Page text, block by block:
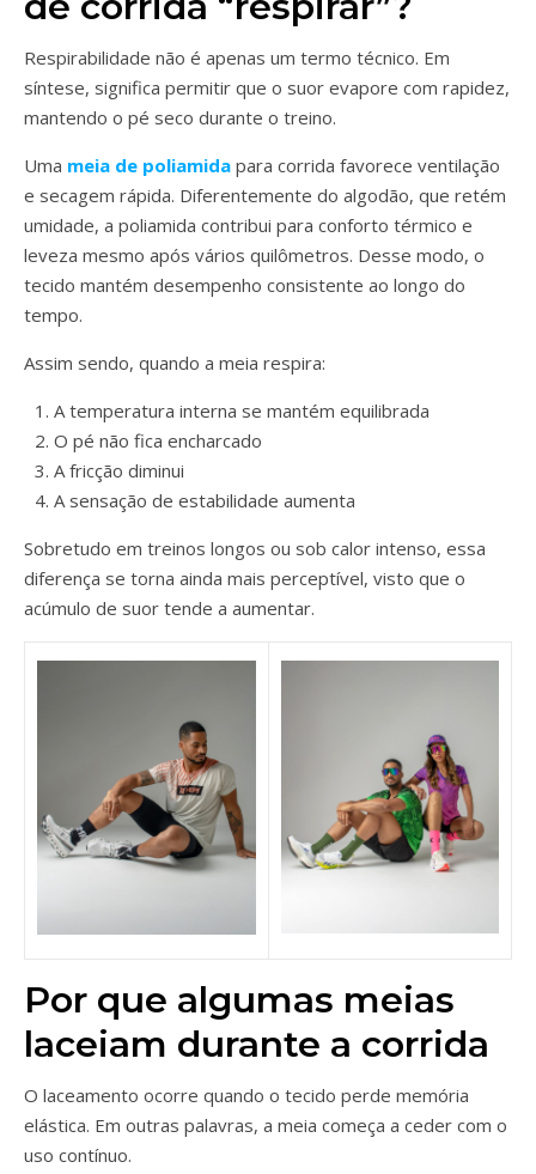
Respirabilidade não é apenas um termo técnico. Em
síntese, significa permitir que o suor evapore com rapidez,
mantendo o pé seco durante o treino.
Uma meia de poliamida para corrida favorece ventilação
e secagem rápida. Diferentemente do algodão, que retém
umidade, a poliamida contribui para conforto térmico e
leveza mesmo após vários quilômetros. Desse modo, o
tecido mantém desempenho consistente ao longo do
tempo.
Assim sendo, quando a meia respira:
A temperatura interna se mantém equilibrada
O pé não fica encharcado
A fricção diminui
A sensação de estabilidade aumenta
Sobretudo em treinos longos ou sob calor intenso, essa
diferença se torna ainda mais perceptível, visto que o
acúmulo de suor tende a aumentar.
Por que algumas meias
laceiam durante a corrida
O laceamento ocorre quando o tecido perde memória
elástica. Em outras palavras, a meia começa a ceder com o
uso contínuo.